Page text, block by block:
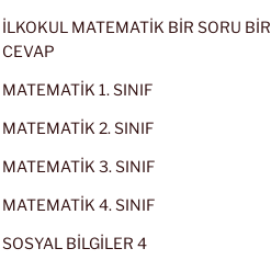
İLKOKUL MATEMATİK BİR SORU BİR
CEVAP
MATEMATİK 1. SINIF
MATEMATİK 2. SINIF
MATEMATİK 3. SINIF
MATEMATİK 4. SINIF
SOSYAL BİLGİLER 4